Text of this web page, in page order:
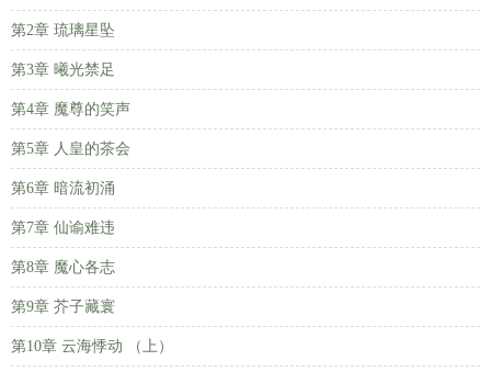
第2章 琉璃星坠
第3章 曦光禁足
第4章 魔尊的笑声
第5章 人皇的茶会
第6章 暗流初涌
第7章 仙谕难违
第8章 魔心各志
第9章 芥子藏寰
第10章 云海悸动 （上）